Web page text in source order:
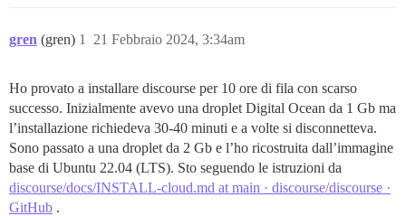
gren (gren) 21 Febbraio 2024, 3:34am
1
Ho provato a installare discourse per 10 ore di fila con scarso
successo. Inizialmente avevo una droplet Digital Ocean da 1 Gb ma
l’installazione richiedeva 30-40 minuti e a volte si disconnetteva.
Sono passato a una droplet da 2 Gb e l’ho ricostruita dall’immagine
base di Ubuntu 22.04 (LTS). Sto seguendo le istruzioni da
discourse/docs/INSTALL-cloud.md at main · discourse/discourse ·
GitHub .